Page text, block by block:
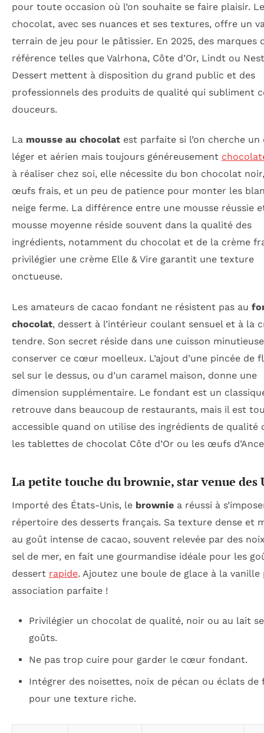
pour toute occasion où l’on souhaite se faire plaisir. Le
chocolat, avec ses nuances et ses textures, offre un
terrain de jeu pour le pâtissier. En 2025, des marques
référence telles que Valrhona, Côte d’Or, Lindt ou
Dessert mettent à disposition du grand public et des
professionnels des produits de qualité qui subliment
douceurs.
La mousse au chocolat est parfaite si l’on cherche un
léger et aérien mais toujours généreusement
à réaliser chez soi, elle nécessite du bon chocolat
œufs frais, et un peu de patience pour monter les
neige ferme. La différence entre une mousse réussie
mousse moyenne réside souvent dans la qualité des
ingrédients, notamment du chocolat et de la crème
privilégier une crème Elle & Vire garantit une texture
onctueuse.
Les amateurs de cacao fondant ne résistent pas au
chocolat, dessert à l’intérieur coulant sensuel et à la
tendre. Son secret réside dans une cuisson
conserver ce cœur moelleux. L’ajout d’une pincée de
sel sur le dessus, ou d’un caramel maison, donne une
dimension supplémentaire. Le fondant est un
retrouve dans beaucoup de restaurants, mais il est
accessible quand on utilise des ingrédients de qualité
les tablettes de chocolat Côte d’Or ou les œufs
La petite touche du brownie, star venue des
Importé des États-Unis, le brownie a réussi à
répertoire des desserts français. Sa texture dense et
au goût intense de cacao, souvent relevée par des
sel de mer, en fait une gourmandise idéale pour les
dessert rapide. Ajoutez une boule de glace à la vanille
association parfaite !
Privilégier un chocolat de qualité, noir ou au lait
goûts.
Ne pas trop cuire pour garder le cœur fondant.
Intégrer des noisettes, noix de pécan ou éclats de
pour une texture riche.